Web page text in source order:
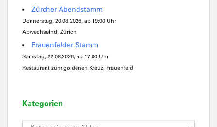
Zürcher Abendstamm
Donnerstag, 20.08.2026, ab 19:00 Uhr
Abwechselnd, Zürich
Frauenfelder Stamm
Samstag, 22.08.2026, ab 17:00 Uhr
Restaurant zum goldenen Kreuz, Frauenfeld
Kategorien
Kategorien